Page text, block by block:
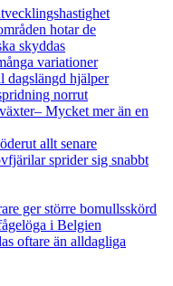
hotar de
skyddas
variationer
dagslängd hjälper
norrut
Mycket mer än en
allt senare
sprider sig snabbt
ger större bomullsskörd
i Belgien
oftare än alldagliga